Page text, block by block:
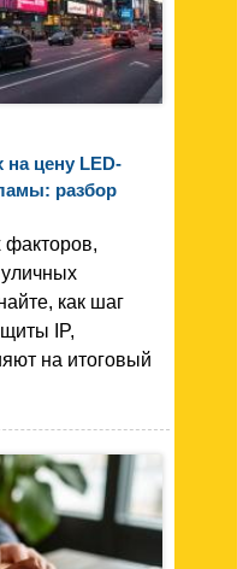
цену LED-
разбор
как шаг
IP,
на итоговый